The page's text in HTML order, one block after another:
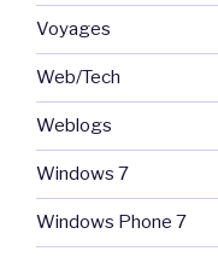
Voyages
Web/Tech
Weblogs
Windows 7
Windows Phone 7